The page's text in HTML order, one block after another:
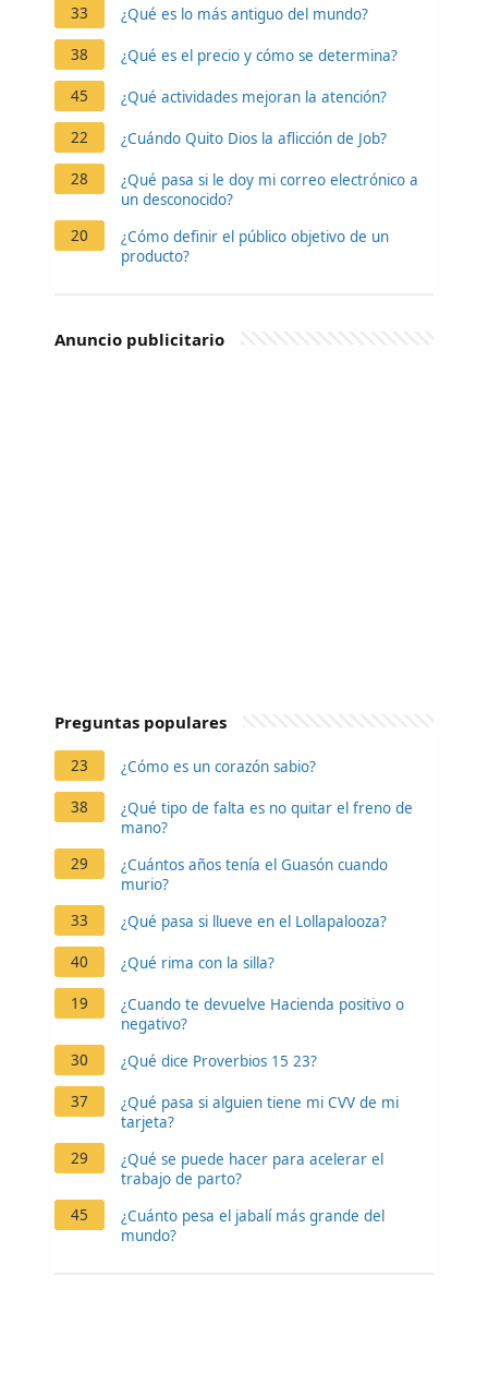
33 ¿Qué es lo más antiguo del mundo?
38 ¿Qué es el precio y cómo se determina?
45 ¿Qué actividades mejoran la atención?
22 ¿Cuándo Quito Dios la aflicción de Job?
28
¿Qué pasa si le doy mi correo electrónico a
un desconocido?
20
¿Cómo definir el público objetivo de un
producto?
Anuncio publicitario
Preguntas populares
23 ¿Cómo es un corazón sabio?
38
¿Qué tipo de falta es no quitar el freno de
mano?
29
¿Cuántos años tenía el Guasón cuando
murio?
33
¿Qué pasa si llueve en el Lollapalooza?
40 ¿Qué rima con la silla?
19
¿Cuando te devuelve Hacienda positivo o
negativo?
30
¿Qué dice Proverbios 15 23?
37
¿Qué pasa si alguien tiene mi CVV de mi
tarjeta?
29
¿Qué se puede hacer para acelerar el
trabajo de parto?
45
¿Cuánto pesa el jabalí más grande del
mundo?